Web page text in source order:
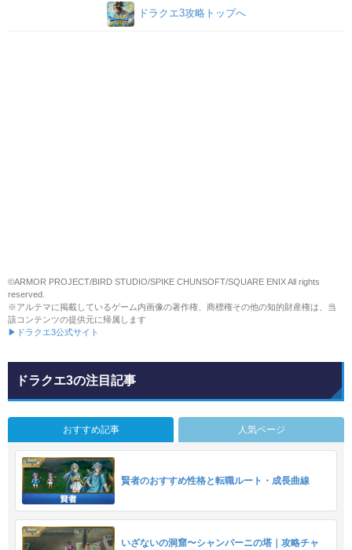
ドラクエ3攻略トップへ
©ARMOR PROJECT/BIRD STUDIO/SPIKE CHUNSOFT/SQUARE ENIX All rights
reserved.
※アルテマに掲載しているゲーム内画像の著作権、商標権その他の知的財産権は、当
該コンテンツの提供元に帰属します
▶ドラクエ3公式サイト
ドラクエ3の注目記事
おすすめ記事 人気ページ
賢者のおすすめ性格と転職ルート・成長曲線
いざないの洞窟〜シャンパーニの塔｜攻略チャ